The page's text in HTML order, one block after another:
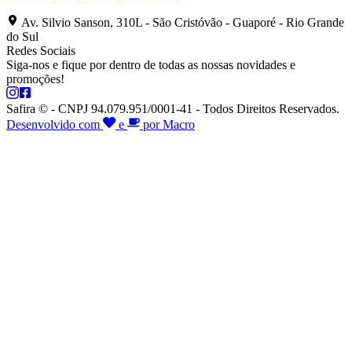
Av. Silvio Sanson, 310L - São Cristóvão - Guaporé - Rio Grande
do Sul
Redes Sociais
Siga-nos e fique por dentro de todas as nossas novidades e
promoções!
Safira © - CNPJ 94.079.951/0001-41 - Todos Direitos Reservados.
Desenvolvido com
e por Macro